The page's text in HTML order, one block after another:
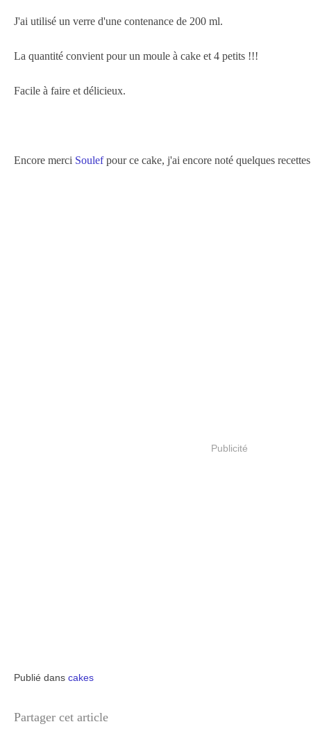
J'ai utilisé un verre d'une contenance de 200 ml.
La quantité convient pour un moule à cake et 4 petits !!!
Facile à faire et délicieux.
Encore merci Soulefpour ce cake, j'ai encore noté quelques
Publicité
Publié dans cakes
Partager cet article